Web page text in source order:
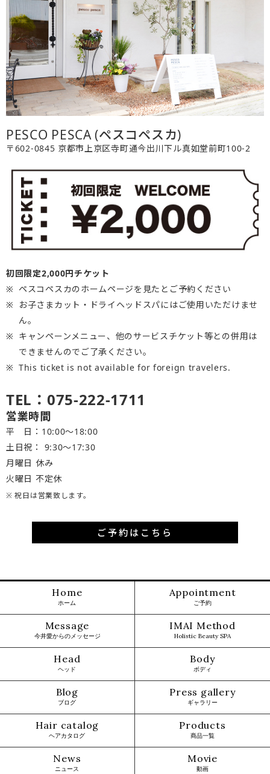
PESCO PESCA (ペスコペスカ)
〒602-0845 京都市上京区寺町通今出川下ル真如堂前町100-2
初回限定2,000円チケット
ペスコペスカのホームページを見たとご予約ください
お子さまカット・ドライヘッドスパにはご使用いただけませ
ん。
キャンペーンメニュー、他のサービスチケット等との併用は
できませんのでご了承ください。
This ticket is not available for foreign travelers.
TEL：075-222-1711
営業時間
平 日：10:00～18:00
土日祝： 9:30〜17:30
月曜日 休み
火曜日 不定休
※ 祝日は営業致します。
ご予約はこちら
Home
ホーム
Appointment
ご予約
Message
今井愛からのメッセージ
IMAI Method
Holistic Beauty SPA
Head
ヘッド
Body
ボディ
Blog
ブログ
Press gallery
ギャラリー
Hair catalog
ヘアカタログ
Products
商品一覧
News
ニュース
Movie
動画